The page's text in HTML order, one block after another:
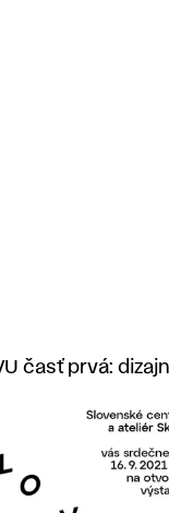
časť prvá: dizajn